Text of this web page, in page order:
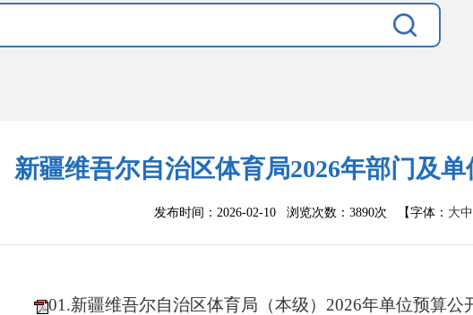
新疆维吾尔自治区体育局2026年部门及
发布时间：2026-02-10 浏览次数： 3890次 【字体： 大中
01.新疆维吾尔自治区体育局（本级）2026年单位预算公